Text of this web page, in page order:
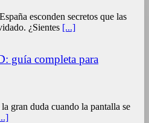
esconden secretos que las
¿Sientes [...]
guía completa para
gran duda cuando la pantalla se